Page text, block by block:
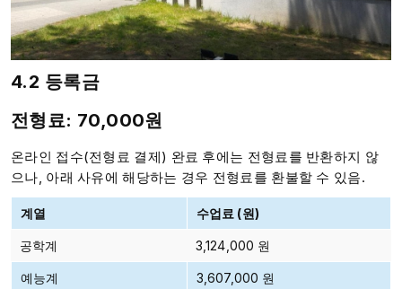
4.2 등록금
전형료: 70,000원
온라인 접수(전형료 결제) 완료 후에는 전형료를 반환하지 않
으나, 아래 사유에 해당하는 경우 전형료를 환불할 수 있음.
계열 수업료 (원)
공학계 3,124,000 원
예능계 3,607,000 원